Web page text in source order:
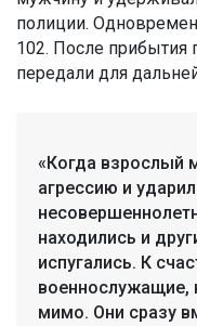
полиции.
102. После прибытия
передали для
«Когда взрослый
агрессию и
находились и
испугались. К
военнослужащие,
мимо. Они сразу